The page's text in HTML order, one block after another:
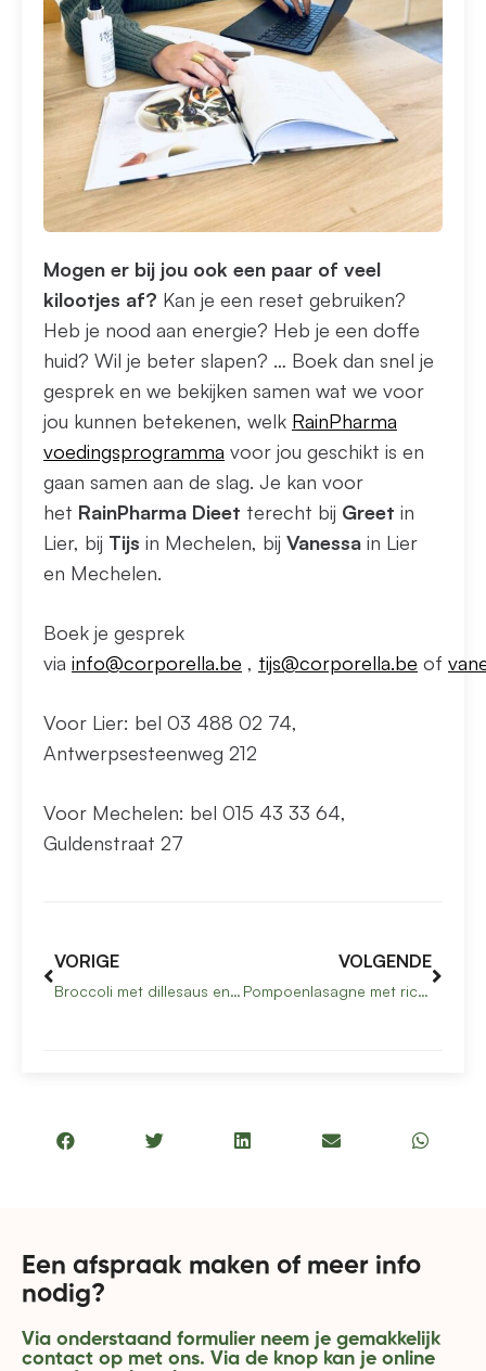
Mogen er bij jou ook een paar of veel
kilootjes af? Kan je een reset gebruiken?
Heb je nood aan energie? Heb je een doffe
huid? Wil je beter slapen? … Boek dan snel je
gesprek en we bekijken samen wat we voor
jou kunnen betekenen, welk RainPharma
voedingsprogramma voor jou geschikt is en
gaan samen aan de slag. Je kan voor
het RainPharma Dieet terecht bij Greet in
Lier, bij Tijs in Mechelen, bij Vanessa in Lier
en Mechelen.
Boek je gesprek
via info@corporella.be , tijs@corporella.be of
Voor Lier: bel 03 488 02 74,
Antwerpsesteenweg 212
Voor Mechelen: bel 015 43 33 64,
Guldenstraat 27
VORIGE
Broccoli met dillesaus en scampi’s ￼
VOLGENDE
Pompoenlasagne met ricotta ￼
Een afspraak maken of meer info
nodig?
Via onderstaand formulier neem je gemakkelijk
contact op met ons. Via de knop kan je online